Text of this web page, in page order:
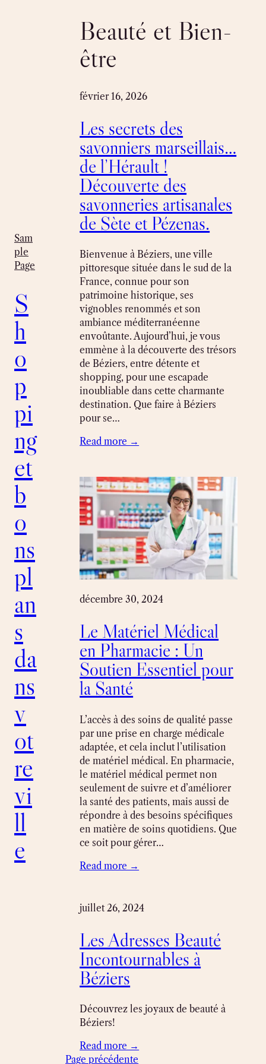
Sam
ple
Page
S
h
o
p
pi
ng
et
b
o
ns
pl
an
s
da
ns
v
ot
re
vi
ll
e
Beauté et Bien-
être
février 16, 2026
Les secrets des
savonniers marseillais…
de l’Hérault !
Découverte des
savonneries artisanales
de Sète et Pézenas.
Bienvenue à Béziers, une ville
pittoresque située dans le sud de la
France, connue pour son
patrimoine historique, ses
vignobles renommés et son
ambiance méditerranéenne
envoûtante. Aujourd’hui, je vous
emmène à la découverte des trésors
de Béziers, entre détente et
shopping, pour une escapade
inoubliable dans cette charmante
destination. Que faire à Béziers
pour se…
Read more →
décembre 30, 2024
Le Matériel Médical
en Pharmacie : Un
Soutien Essentiel pour
la Santé
L’accès à des soins de qualité passe
par une prise en charge médicale
adaptée, et cela inclut l’utilisation
de matériel médical. En pharmacie,
le matériel médical permet non
seulement de suivre et d’améliorer
la santé des patients, mais aussi de
répondre à des besoins spécifiques
en matière de soins quotidiens. Que
ce soit pour gérer…
Read more →
juillet 26, 2024
Les Adresses Beauté
Incontournables à
Béziers
Découvrez les joyaux de beauté à
Béziers!
Read more →
Page précédente